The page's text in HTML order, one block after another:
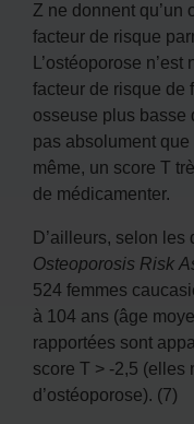
Z ne donnent qu’un
facteur de risque
L’ostéoporose
facteur de risque de
osseuse plus basse
pas absolument
même, un score T
de médicamenter.
D’ailleurs, selon les
Osteoporosis Risk
524 femmes
à 104 ans (âge
rapportées sont
score T > -2,5 (elles
d’ostéoporose). (7)